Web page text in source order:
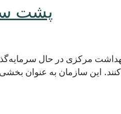
پشت
مرکزی در حال
این سازمان به عنوان بخشی از